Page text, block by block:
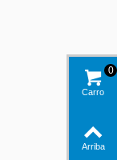
Carro
0
Arriba